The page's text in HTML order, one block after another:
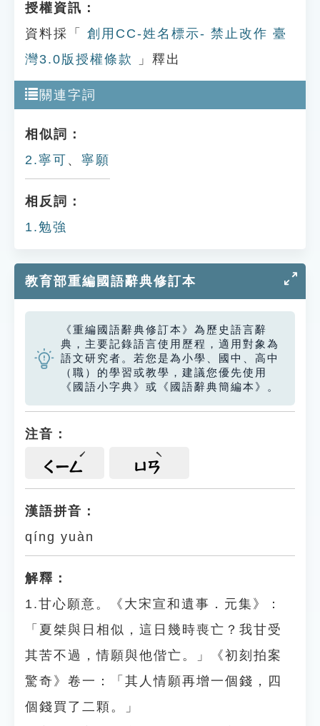
授權資訊：
資料採「
創用CC-姓名標示- 禁止改作 臺
灣3.0版授權條款
」釋出
關連字詞
相似詞：
2.寧可 、 寧願
相反詞：
1.勉強
教育部重編國語辭典修訂本
《重編國語辭典修訂本》為歷史語言辭
典，主要記錄語言使用歷程，適用對象為
語文研究者。若您是為小學、國中、高中
（職）的學習或教學，建議您優先使用
《國語小字典》或《國語辭典簡編本》。
注音：
ㄑㄧㄥ ㄩㄢ
漢語拼音：
qíng yuàn
解釋：
1.甘心願意。《大宋宣和遺事．元集》：
「夏桀與日相似，這日幾時喪亡？我甘受
其苦不過，情願與他偕亡。」《初刻拍案
驚奇》卷一：「其人情願再增一個錢，四
個錢買了二顆。」